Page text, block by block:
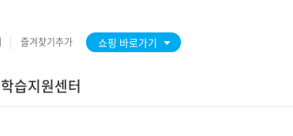
즐겨찾기추가 쇼핑 바로가기
학습지원센터